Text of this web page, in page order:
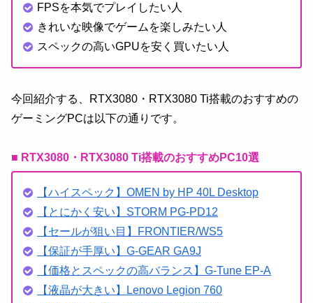
FPSを本気でプレイしたい人
きれいな映像でゲームを楽しみたい人
スペックの高いGPUを安く買いたい人
今回紹介する、RTX3080・RTX3080 Ti搭載のおすすめの
ゲーミングPCは以下の通りです。
■ RTX3080・RTX3080 Ti搭載のおすすめPC10選
【ハイスペック】OMEN by HP 40L Desktop
【とにかく安い】STORM PG-PD12
【セールが狙い目】FRONTIER/WS5
【保証が手厚い】G-GEAR GA9J
【価格とスペックの高バランス】G-Tune EP-A
【液晶が大きい】Lenovo Legion 760